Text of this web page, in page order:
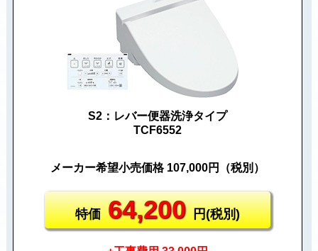
S2：レバー便器洗浄タイプ
TCF6552
メーカー希望小売価格 107,000円（税別）
特価64,200円(税別)